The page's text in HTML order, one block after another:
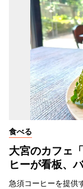
食べる
大宮のカフェ
ヒーが看板、
急須コーヒーを提供